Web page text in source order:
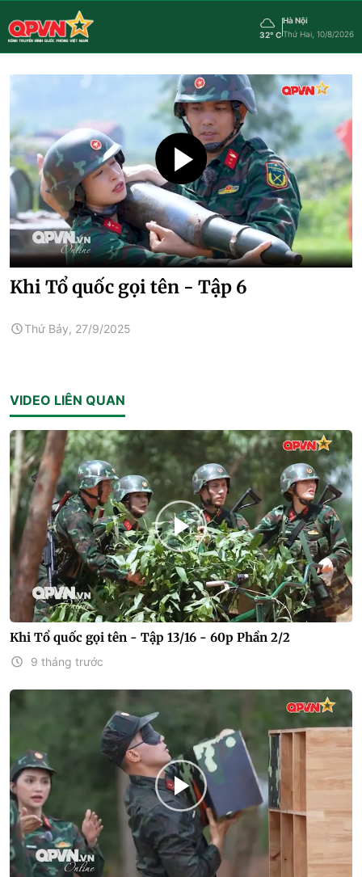
32° C
Hà Nội
Thứ Hai, 10/8/2026
Khi Tổ quốc gọi tên - Tập 6
Thứ Bảy, 27/9/2025
VIDEO LIÊN QUAN
Khi Tổ quốc gọi tên - Tập 13/16 - 60p Phần 2/2
9 tháng trước